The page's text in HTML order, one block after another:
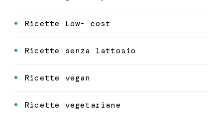
Ricette Low- cost
Ricette senza lattosio
Ricette vegan
Ricette vegetariane